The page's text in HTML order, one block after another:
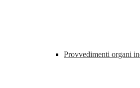
Provvedimenti organi